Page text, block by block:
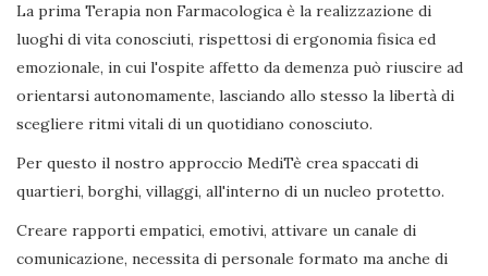
La prima Terapia non Farmacologica è la realizzazione di
luoghi di vita conosciuti, rispettosi di ergonomia fisica ed
emozionale, in cui l'ospite affetto da demenza può riuscire ad
orientarsi autonomamente, lasciando allo stesso la libertà di
scegliere ritmi vitali di un quotidiano conosciuto.
Per questo il nostro approccio MediTè crea spaccati di
quartieri, borghi, villaggi, all'interno di un nucleo protetto.
Creare rapporti empatici, emotivi, attivare un canale di
comunicazione, necessita di personale formato ma anche di